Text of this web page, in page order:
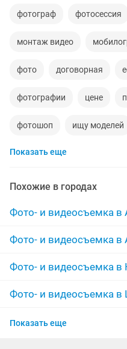
фотограф фотосессия
монтаж видео
фото договорная
фотографии цене
фотошоп ищу моделей
фильмы
услуги фотографа
фотограф видеограф
видеоролики фото
мобилографии видео
времена
Показать еще
Похожие в городах
Фото- и видеосъемка в
Фото- и видеосъемка в
Фото- и видеосъемка в
Фото- и видеосъемка
Фото- и видеосъемка в
Показать еще